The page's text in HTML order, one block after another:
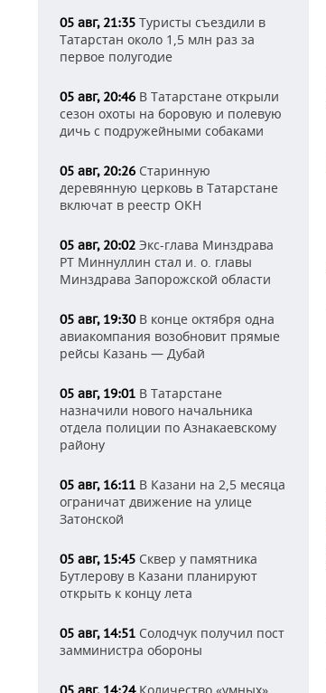
05 авг, 21:35 Туристы съездили в
Татарстан около 1,5 млн раз за
первое полугодие
05 авг, 20:46 В Татарстане открыли
сезон охоты на боровую и полевую
дичь с подружейными собаками
05 авг, 20:26 Старинную
деревянную церковь в Татарстане
включат в реестр ОКН
05 авг, 20:02 Экс-глава Минздрава
РТ Миннуллин стал и. о. главы
Минздрава Запорожской области
05 авг, 19:30В конце октября одна
авиакомпания возобновит прямые
рейсы Казань — Дубай
05 авг, 19:01 В Татарстане
назначили нового начальника
отдела полиции по Азнакаевскому
району
05 авг, 16:11 В Казани на 2,5 месяца
ограничат движение на улице
Затонской
05 авг, 15:45 Сквер у памятника
Бутлерову в Казани планируют
открыть к концу лета
05 авг, 14:51 Солодчук получил пост
замминистра обороны